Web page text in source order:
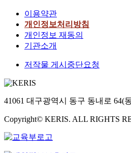
이용약관
개인정보처리방침
개인정보 재동의
기관소개
저작물 게시중단요청
41061 대구광역시 동구 동내로 64(
Copyright© KERIS. ALL RIGHTS